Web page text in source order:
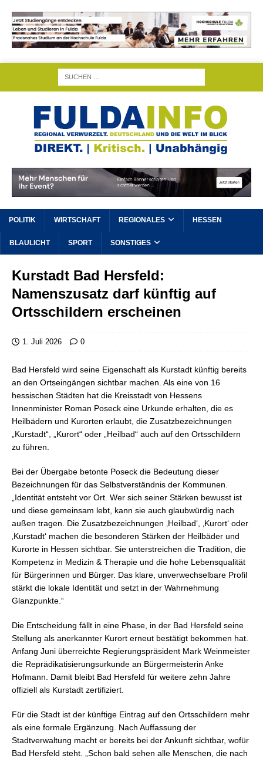
POLITIK WIRTSCHAFT REGIONALES HESSEN
BLAULICHT SPORT SONSTIGES
Kurstadt Bad Hersfeld:
Namenszusatz darf künftig auf
Ortsschildern erscheinen
1. Juli 2026 0
Bad Hersfeld wird seine Eigenschaft als Kurstadt künftig bereits
an den Ortseingängen sichtbar machen. Als eine von 16
hessischen Städten hat die Kreisstadt von Hessens
Innenminister Roman Poseck eine Urkunde erhalten, die es
Heilbädern und Kurorten erlaubt, die Zusatzbezeichnungen
„Kurstadt“, „Kurort“ oder „Heilbad“ auch auf den Ortsschildern
zu führen.
Bei der Übergabe betonte Poseck die Bedeutung dieser
Bezeichnungen für das Selbstverständnis der Kommunen.
„Identität entsteht vor Ort. Wer sich seiner Stärken bewusst ist
und diese gemeinsam lebt, kann sie auch glaubwürdig nach
außen tragen. Die Zusatzbezeichnungen ‚Heilbad‘, ‚Kurort‘ oder
‚Kurstadt‘ machen die besonderen Stärken der Heilbäder und
Kurorte in Hessen sichtbar. Sie unterstreichen die Tradition, die
Kompetenz in Medizin & Therapie und die hohe Lebensqualität
für Bürgerinnen und Bürger. Das klare, unverwechselbare Profil
stärkt die lokale Identität und setzt in der Wahrnehmung
Glanzpunkte.“
Die Entscheidung fällt in eine Phase, in der Bad Hersfeld seine
Stellung als anerkannter Kurort erneut bestätigt bekommen hat.
Anfang Juni überreichte Regierungspräsident Mark Weinmeister
die Reprädikatisierungsurkunde an Bürgermeisterin Anke
Hofmann. Damit bleibt Bad Hersfeld für weitere zehn Jahre
offiziell als Kurstadt zertifiziert.
Für die Stadt ist der künftige Eintrag auf den Ortsschildern mehr
als eine formale Ergänzung. Nach Auffassung der
Stadtverwaltung macht er bereits bei der Ankunft sichtbar, wofür
Bad Hersfeld steht. „Schon bald sehen alle Menschen, die nach